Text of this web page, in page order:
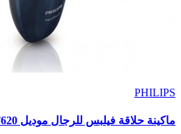
PHILIPS
ماكينة حلاقة فيلبس للرجال موديل AT620